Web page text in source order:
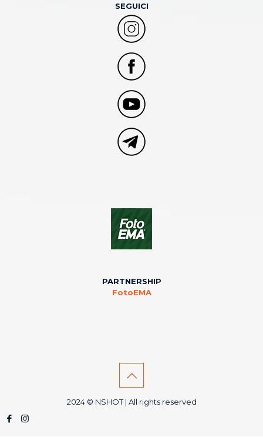
SEGUICI
PARTNERSHIP
FotoEMA
2024 © NSHOT | All rights reserved